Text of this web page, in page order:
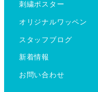
刺繍ポスター
オリジナルワッペン
スタッフブログ
新着情報
お問い合わせ